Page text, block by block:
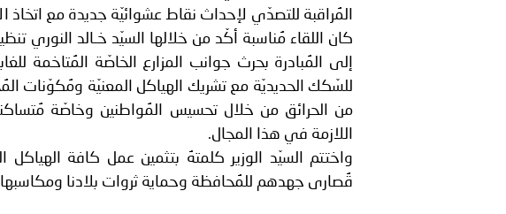
المُراقبة للتصدّي لإحداث نقاط عشوائيّة جديدة مع اتخاذ
كان اللقاء مُناسبة أكّد من خلالها السيّد خـالد النوري
إلى المُبادرة بحرث جوانب المزارع الخاصّة المُتاخمة
للسّكك الحديديّة مع تشريك الهياكل المعنيّة ومُكوّنات
من الحرائق من خلال تحسيس المُواطنين وخاصّة
اللازمة في هذا المجال.
واختتم السيّد الوزير كلمتهُ بتثمين عمل كافة الهياكل
قُصارى جهدهم للمُحافظة وحماية ثروات بلادنا